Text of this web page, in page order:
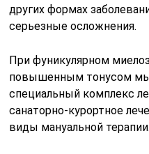
других формах
серьезные осложнения.
При фуникулярном
повышенным тонусом
специальный комплекс
санаторно-курортное
виды мануальной терапии.